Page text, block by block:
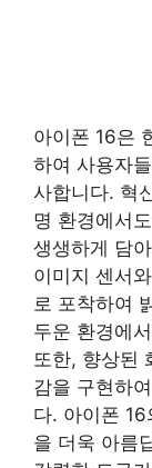
아이폰 16은
하여 사용자
사합니다. 혁
명 환경에서
생생하게 담
이미지 센서
로 포착하여
두운 환경에
또한, 향상된
감을 구현하
다. 아이폰
을 더욱 아름